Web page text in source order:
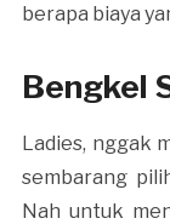
berapa biaya
Bengkel
Ladies, nggak
sembarang
Nah untuk